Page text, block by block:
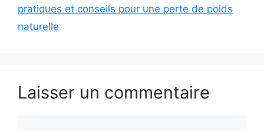
pratiques et conseils pour une perte de poids
naturelle
Laisser un commentaire